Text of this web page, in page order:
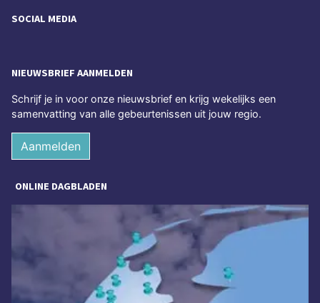
SOCIAL MEDIA
NIEUWSBRIEF AANMELDEN
Schrijf je in voor onze nieuwsbrief en krijg wekelijks een
samenvatting van alle gebeurtenissen uit jouw regio.
Aanmelden
ONLINE DAGBLADEN